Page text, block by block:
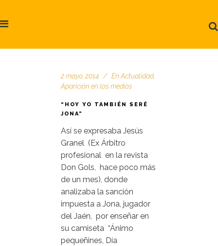
2 mayo, 2014 En Actualidad,
Aparición en los medios
“HOY YO TAMBIÉN SERÉ
JONA”
Así se expresaba Jesús
Granel (Ex Árbitro
profesional en la revista
Don Gols, hace poco más
de un mes), donde
analizaba la sanción
impuesta a Jona, jugador
del Jaén, por enseñar en
su camiseta “Ánimo
pequeñines, Día